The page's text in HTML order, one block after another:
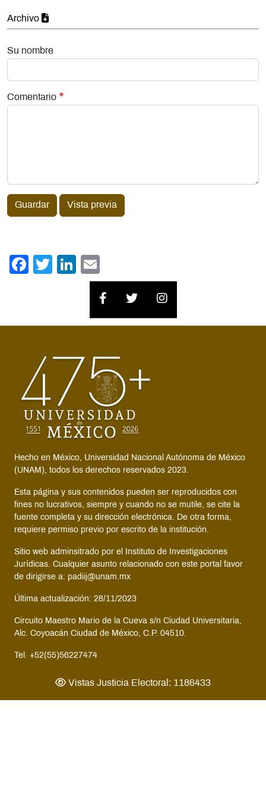
Archivo
Su nombre
Comentario
Guardar Vista previa
Facebook
TwitterLinkedIn
Hecho en México, Universidad Nacional Autónoma de México
(UNAM), todos los derechos reservados 2023.
Esta página y sus contenidos pueden ser reproducidos con
fines no lucrativos, siempre y cuando no se mutile, se cite la
fuente completa y su dirección electrónica. De otra forma,
requiere permiso previo por escrito de la institución.
Sitio web adminsitrado por el Instituto de Investigaciones
Jurídicas. Cualquier asunto relacionado con este portal favor
de dirigirse a: padiij@unam.mx
Última actualización: 28/11/2023
Circuito Maestro Mario de la Cueva s/n Ciudad Universitaria,
Alc. Coyoacán Ciudad de México, C.P. 04510.
Tel. +52(55)56227474
Vistas Justicia Electoral: 1186433